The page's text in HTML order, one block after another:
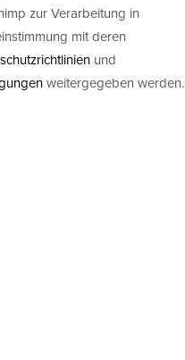
zur Verarbeitung in
mit deren
und
weitergegeben werden.